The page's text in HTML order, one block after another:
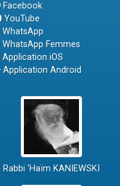
Facebook
YouTube
WhatsApp
WhatsApp Femmes
Application iOS
Application Android
Rabbi 'Haïm KANIEWSKI